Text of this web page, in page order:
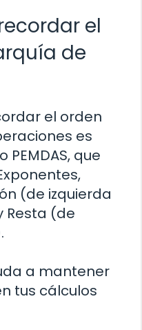
el
de
el orden
es
que
(de izquierda
Resta (de
a mantener
tus cálculos